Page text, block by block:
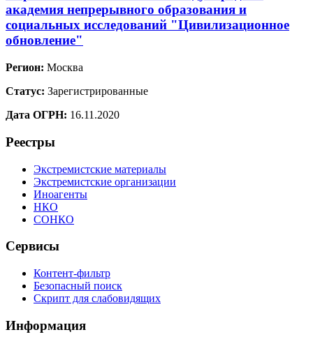
академия непрерывного образования и
социальных исследований "Цивилизационное
обновление"
Регион: Москва
Статус: Зарегистрированные
Дата ОГРН: 16.11.2020
Реестры
Экстремистские материалы
Экстремистские организации
Иноагенты
НКО
СОНКО
Сервисы
Контент-фильтр
Безопасный поиск
Скрипт для слабовидящих
Информация